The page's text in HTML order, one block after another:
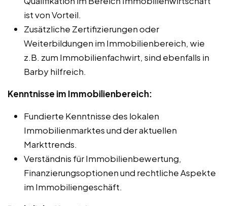
ist von Vorteil.
Zusätzliche Zertifizierungen oder
Weiterbildungen im Immobilienbereich, wie
z.B. zum Immobilienfachwirt, sind ebenfalls in
Barby hilfreich.
Kenntnisse im Immobilienbereich:
Fundierte Kenntnisse des lokalen
Immobilienmarktes und der aktuellen
Markttrends.
Verständnis für Immobilienbewertung,
Finanzierungsoptionen und rechtliche Aspekte
im Immobiliengeschäft.